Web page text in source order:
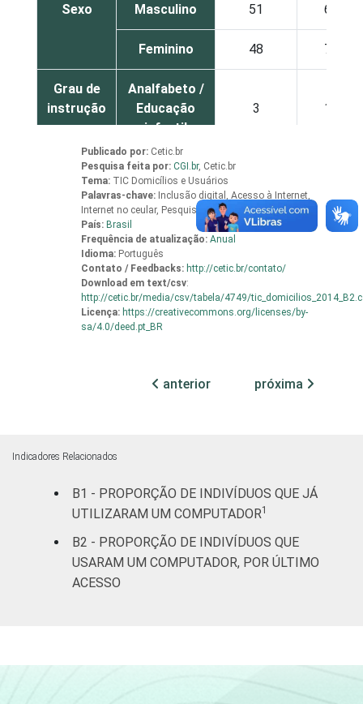
Sexo Masculino 51 6
Feminino 48 7
Grau de
instrução
Analfabeto /
Educação
infantil
3 1
Fundamental
Médio 69 9
Superior
Faixa
etária
De 10 a 15
anos
70 10
anos
De 45 a 59
anos
33
familiar
Publicado por: Cetic.br
Pesquisa feita por: CGI.br, Cetic.br
Tema: TIC Domicílios e Usuários
Palavras-chave: Inclusão digital, Acesso à Internet,
Internet no ceular, Pesquisa, Indicadores
País: Brasil
Frequência de atualização: Anual
Idioma: Português
Contato / Feedbacks: http://cetic.br/contato/
Download em text/csv:
http://cetic.br/media/csv/tabela/4749/
Licença: https://creativecommons.org/licenses/by-
sa/4.0/deed.pt_BR
anterior próxima
Indicadores Relacionados
B1 - PROPORÇÃO DE INDIVÍDUOS QUE JÁ
UTILIZARAM UM COMPUTADOR1
B2 - PROPORÇÃO DE INDIVÍDUOS QUE
USARAM UM COMPUTADOR, POR ÚLTIMO
ACESSO